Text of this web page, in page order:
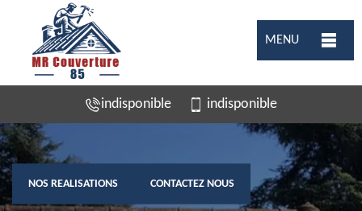
MENU
indisponible indisponible
NOS REALISATIONS CONTACTEZ NOUS